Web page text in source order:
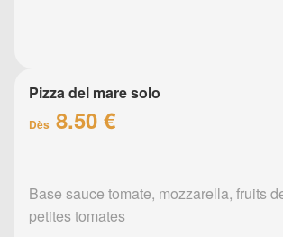
Pizza del mare solo
Dès 8.50 €
Base sauce tomate, mozzarella, fruits
petites tomates